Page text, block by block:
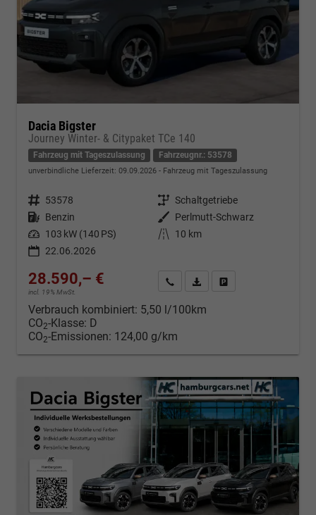
Dacia Bigster
Journey Winter- & Citypaket TCe 140
Fahrzeug mit Tageszulassung Fahrzeugnr.: 53578
unverbindliche Lieferzeit: 09.09.2026 Fahrzeug mit Tageszulassung
Fahrzeugnr. 53578 Getriebe Schaltgetriebe
Kraftstoff Benzin Außenfarbe
Perlmutt-Schwarz
Leistung 103 kW (140 PS) Kilometerstand
10 km
22.06.2026
28.590,– €
incl. 19% MwSt.
Kontakt & Angebot anfordern
PDF-Datei, Fahrzeugexposé
Verbrauch kombiniert: 5,50 l/100km
CO2-Klasse: D
CO2-Emissionen: 124,00 g/km